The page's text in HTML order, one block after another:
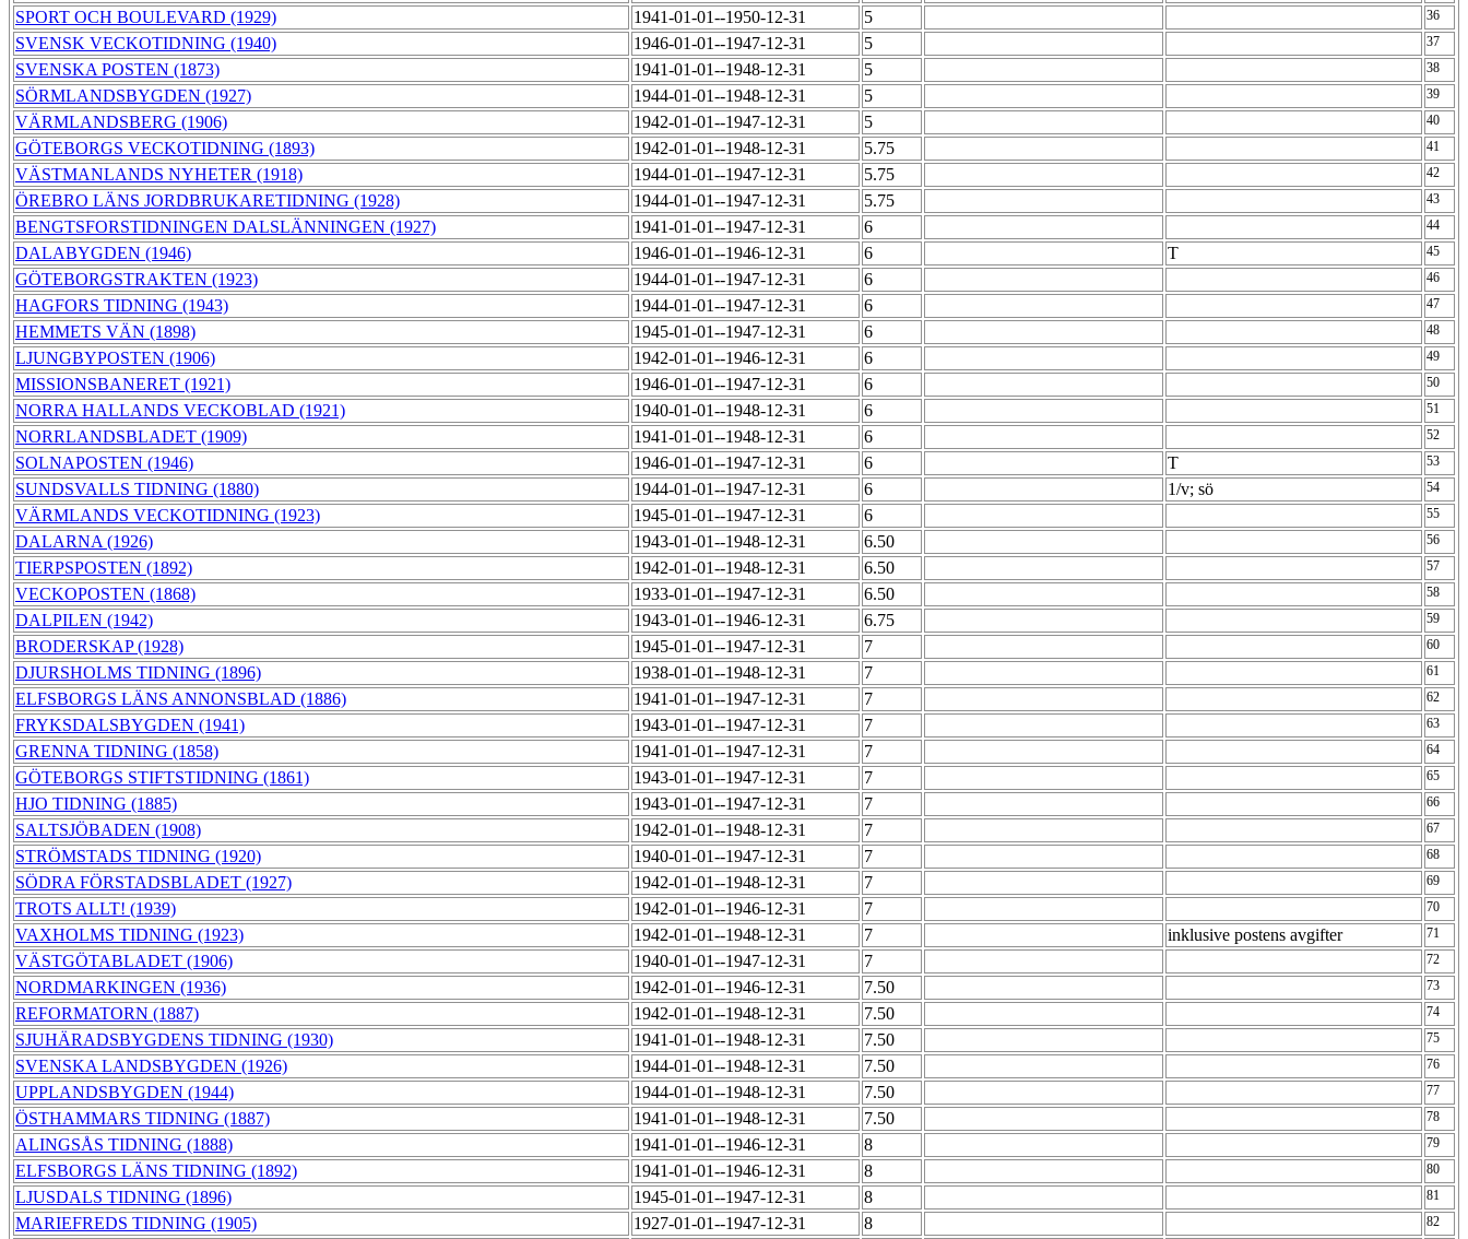
SPORT OCH BOULEVARD (1929) 1941-01-01--1950-12-31 5 36
SVENSK VECKOTIDNING (1940) 1946-01-01--1947-12-31 5 37
SVENSKA POSTEN (1873) 1941-01-01--1948-12-31 5 38
SÖRMLANDSBYGDEN (1927) 1944-01-01--1948-12-31 5 39
VÄRMLANDSBERG (1906) 1942-01-01--1947-12-31 5 40
GÖTEBORGS VECKOTIDNING (1893) 1942-01-01--1948-12-31 5.75 41
VÄSTMANLANDS NYHETER (1918) 1944-01-01--1947-12-31 5.75 42
ÖREBRO LÄNS JORDBRUKARETIDNING (1928) 1944-01-01--1947-12-31 5.75 43
BENGTSFORSTIDNINGEN DALSLÄNNINGEN (1927) 1941-01-01--1947-12-31 6 44
DALABYGDEN (1946) 1946-01-01--1946-12-31 6 T 45
GÖTEBORGSTRAKTEN (1923) 1944-01-01--1947-12-31 6 46
HAGFORS TIDNING (1943) 1944-01-01--1947-12-31 6 47
HEMMETS VÄN (1898) 1945-01-01--1947-12-31 6 48
LJUNGBYPOSTEN (1906) 1942-01-01--1946-12-31 6 49
MISSIONSBANERET (1921) 1946-01-01--1947-12-31 6 50
NORRA HALLANDS VECKOBLAD (1921) 1940-01-01--1948-12-31 6 51
NORRLANDSBLADET (1909) 1941-01-01--1948-12-31 6 52
SOLNAPOSTEN (1946) 1946-01-01--1947-12-31 6 T 53
SUNDSVALLS TIDNING (1880) 1944-01-01--1947-12-31 6 1/v; sö 54
VÄRMLANDS VECKOTIDNING (1923) 1945-01-01--1947-12-31 6 55
DALARNA (1926) 1943-01-01--1948-12-31 6.50 56
TIERPSPOSTEN (1892) 1942-01-01--1948-12-31 6.50 57
VECKOPOSTEN (1868) 1933-01-01--1947-12-31 6.50 58
DALPILEN (1942) 1943-01-01--1946-12-31 6.75 59
BRODERSKAP (1928) 1945-01-01--1947-12-31 7 60
DJURSHOLMS TIDNING (1896) 1938-01-01--1948-12-31 7 61
ELFSBORGS LÄNS ANNONSBLAD (1886) 1941-01-01--1947-12-31 7 62
FRYKSDALSBYGDEN (1941) 1943-01-01--1947-12-31 7 63
GRENNA TIDNING (1858) 1941-01-01--1947-12-31 7 64
GÖTEBORGS STIFTSTIDNING (1861) 1943-01-01--1947-12-31 7 65
HJO TIDNING (1885) 1943-01-01--1947-12-31 7 66
SALTSJÖBADEN (1908) 1942-01-01--1948-12-31 7 67
STRÖMSTADS TIDNING (1920) 1940-01-01--1947-12-31 7 68
SÖDRA FÖRSTADSBLADET (1927) 1942-01-01--1948-12-31 7 69
TROTS ALLT! (1939) 1942-01-01--1946-12-31 7 70
VAXHOLMS TIDNING (1923) 1942-01-01--1948-12-31 7 inklusive postens avgifter 71
VÄSTGÖTABLADET (1906) 1940-01-01--1947-12-31 7 72
NORDMARKINGEN (1936) 1942-01-01--1946-12-31 7.50 73
REFORMATORN (1887) 1942-01-01--1948-12-31 7.50 74
SJUHÄRADSBYGDENS TIDNING (1930) 1941-01-01--1948-12-31 7.50 75
SVENSKA LANDSBYGDEN (1926) 1944-01-01--1948-12-31 7.50 76
UPPLANDSBYGDEN (1944) 1944-01-01--1948-12-31 7.50 77
ÖSTHAMMARS TIDNING (1887) 1941-01-01--1948-12-31 7.50 78
ALINGSÅS TIDNING (1888) 1941-01-01--1946-12-31 8 79
ELFSBORGS LÄNS TIDNING (1892) 1941-01-01--1946-12-31 8 80
LJUSDALS TIDNING (1896) 1945-01-01--1947-12-31 8 81
MARIEFREDS TIDNING (1905) 1927-01-01--1947-12-31 8 82